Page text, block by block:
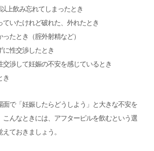
上飲み忘れてしまったとき
ていたけれど破れた、外れたとき
ったとき（腟外射精など）
に性交渉したとき
交渉して妊娠の不安を感じているとき
き
面で「妊娠したらどうしよう」と大きな不安を
こんなときには、アフターピルを飲むという選
ておきましょう。